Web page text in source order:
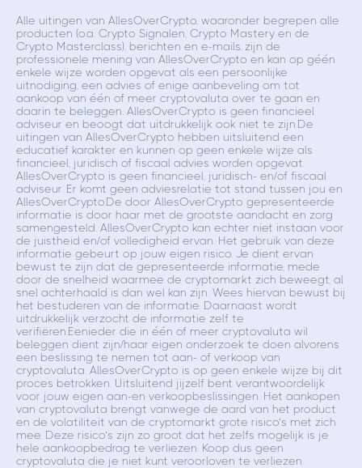
Alle uitingen van AllesOverCrypto, waaronder begrepen alle
producten (o.a. Crypto Signalen, Crypto Mastery en de
Crypto Masterclass), berichten en e-mails, zijn de
professionele mening van AllesOverCrypto en kan op géén
enkele wijze worden opgevat als een persoonlijke
uitnodiging, een advies of enige aanbeveling om tot
aankoop van één of meer cryptovaluta over te gaan en
daarin te beleggen. AllesOverCrypto is geen financieel
adviseur en beoogt dat uitdrukkelijk ook niet te zijn.De
uitingen van AllesOverCrypto hebben uitsluitend een
educatief karakter en kunnen op geen enkele wijze als
financieel, juridisch of fiscaal advies worden opgevat.
AllesOverCrypto is geen financieel, juridisch- en/of fiscaal
adviseur. Er komt geen adviesrelatie tot stand tussen jou en
AllesOverCrypto.De door AllesOverCrypto gepresenteerde
informatie is door haar met de grootste aandacht en zorg
samengesteld. AllesOverCrypto kan echter niet instaan voor
de juistheid en/of volledigheid ervan. Het gebruik van deze
informatie gebeurt op jouw eigen risico. Je dient ervan
bewust te zijn dat de gepresenteerde informatie, mede
door de snelheid waarmee de cryptomarkt zich beweegt, al
snel achterhaald is dan wel kan zijn. Wees hiervan bewust bij
het bestuderen van de informatie. Daarnaast wordt
uitdrukkelijk verzocht de informatie zelf te
verifiëren.Eenieder die in één of meer cryptovaluta wil
beleggen dient zijn/haar eigen onderzoek te doen alvorens
een beslissing te nemen tot aan- of verkoop van
cryptovaluta. AllesOverCrypto is op geen enkele wijze bij dit
proces betrokken. Uitsluitend jijzelf bent verantwoordelijk
voor jouw eigen aan-en verkoopbeslissingen. Het aankopen
van cryptovaluta brengt vanwege de aard van het product
en de volatiliteit van de cryptomarkt grote risico’s met zich
mee. Deze risico’s zijn zo groot dat het zelfs mogelijk is je
hele aankoopbedrag te verliezen. Koop dus geen
cryptovaluta die je niet kunt veroorloven te verliezen.